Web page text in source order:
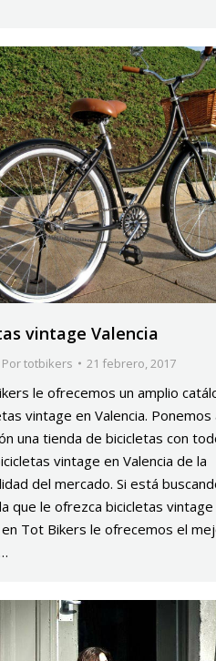
vintage Valencia
Portotbikers 21 febrero, 2017
le ofrecemos un amplio
vintage en Valencia. Ponemos
una tienda de bicicletas con
vintage en Valencia de la
del mercado. Si está
que le ofrezca bicicletas vintage
en Tot Bikers le ofrecemos el